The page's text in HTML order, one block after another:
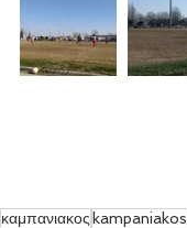
καμπανιακος kampaniakos